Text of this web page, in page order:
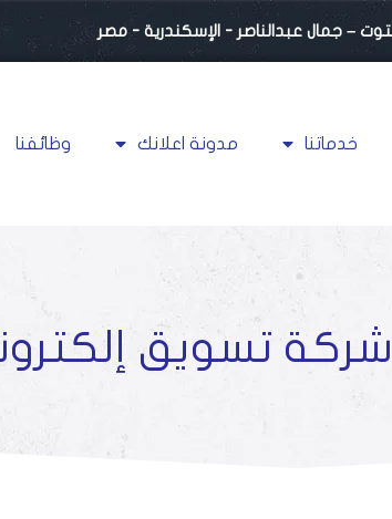
خدماتنا مدونة اعلانك وظائفنا
تسويق